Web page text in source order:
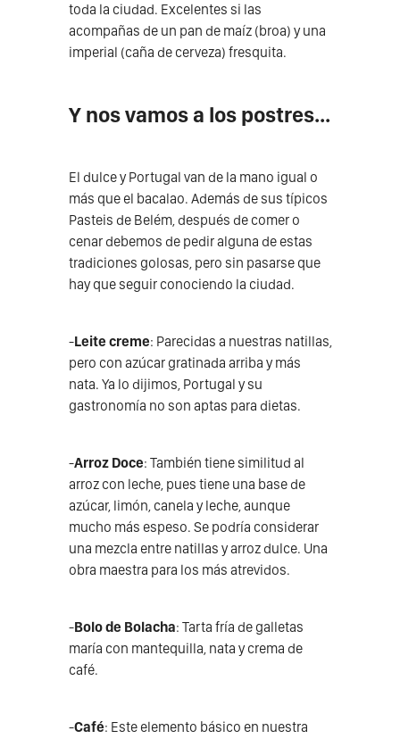
toda la ciudad. Excelentes si las
acompañas de un pan de maíz (broa) y una
imperial (caña de cerveza) fresquita.
Y nos vamos a los postres...
El dulce y Portugal van de la mano igual o
más que el bacalao. Además de sus típicos
Pasteis de Belém, después de comer o
cenar debemos de pedir alguna de estas
tradiciones golosas, pero sin pasarse que
hay que seguir conociendo la ciudad.
-Leite creme: Parecidas a nuestras natillas,
pero con azúcar gratinada arriba y más
nata. Ya lo dijimos, Portugal y su
gastronomía no son aptas para dietas.
-Arroz Doce: También tiene similitud al
arroz con leche, pues tiene una base de
azúcar, limón, canela y leche, aunque
mucho más espeso. Se podría considerar
una mezcla entre natillas y arroz dulce. Una
obra maestra para los más atrevidos.
-Bolo de Bolacha: Tarta fría de galletas
maría con mantequilla, nata y crema de
café.
-Café: Este elemento básico en nuestra